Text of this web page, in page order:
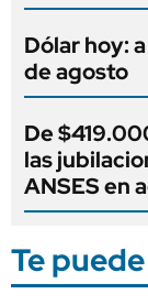
Dólar hoy:
de agosto
De
las
ANSES en
Te